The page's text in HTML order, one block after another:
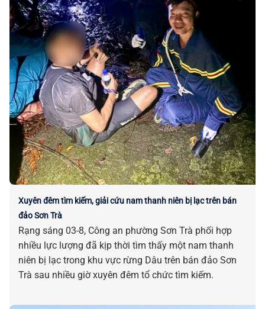
Xuyên đêm tìm kiếm, giải cứu nam thanh niên bị lạc trên bán
đảo Sơn Trà
Rạng sáng 03-8, Công an phường Sơn Trà phối hợp
nhiều lực lượng đã kịp thời tìm thấy một nam thanh
niên bị lạc trong khu vực rừng Dâu trên bán đảo Sơn
Trà sau nhiều giờ xuyên đêm tổ chức tìm kiếm.